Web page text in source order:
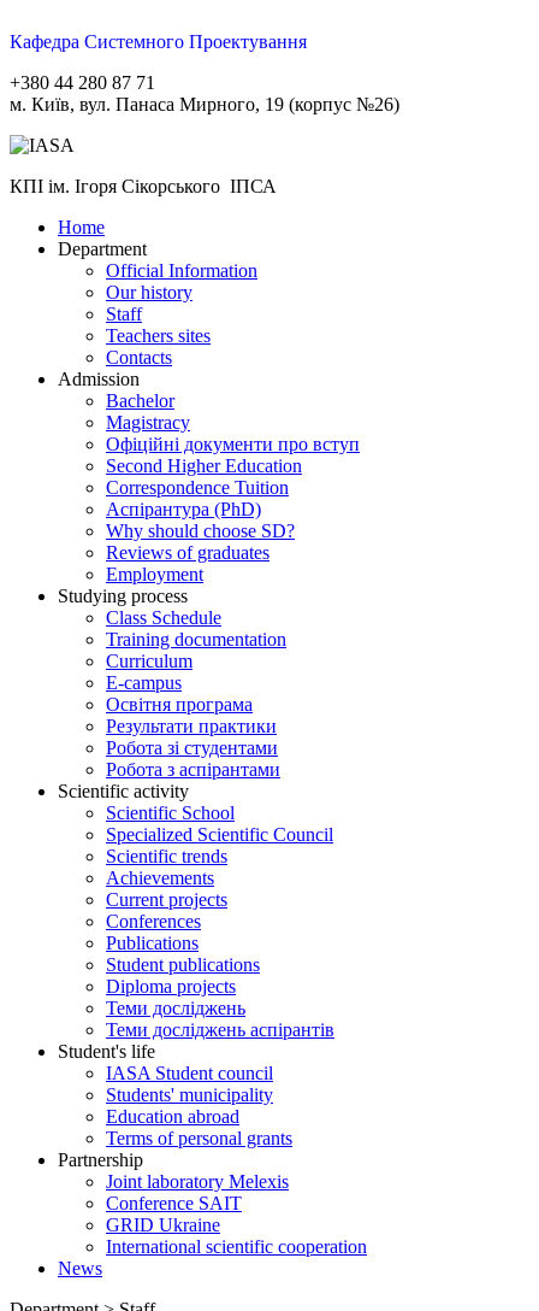
Кафедра Системного Проектування
+380 44 280 87 71
м. Київ, вул. Панаса Мирного, 19 (корпус №26)
КПІ ім. Ігоря Сікорського ІПСА
Home
Department
Official Information
Our history
Staff
Teachers sites
Contacts
Admission
Bachelor
Magistracy
Офіційні документи про вступ
Second Higher Education
Correspondence Tuition
Aспірантура (PhD)
Why should choose SD?
Reviews of graduates
Employment
Studying process
Class Schedule
Training documentation
Curriculum
E-campus
Освітня програма
Результати практики
Робота зі студентами
Робота з аспірантами
Scientific activity
Scientific School
Specialized Scientific Council
Scientific trends
Achievements
Current projects
Conferences
Publications
Student publications
Diploma projects
Теми досліджень
Теми досліджень аспірантів
Student's life
IASA Student council
Students' municipality
Education abroad
Terms of personal grants
Partnership
Joint laboratory Melexis
Conference SAIT
GRID Ukraine
International scientific cooperation
News